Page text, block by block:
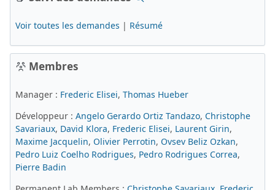
Voir toutes les demandes | Résumé
Membres
Manager : Frederic Elisei, Thomas Hueber
Développeur : Angelo Gerardo Ortiz Tandazo, Christophe
Savariaux, David Klora, Frederic Elisei, Laurent Girin,
Maxime Jacquelin, Olivier Perrotin, Ovsev Beliz Ozkan,
Pedro Luiz Coelho Rodrigues, Pedro Rodrigues Correa,
Pierre Badin